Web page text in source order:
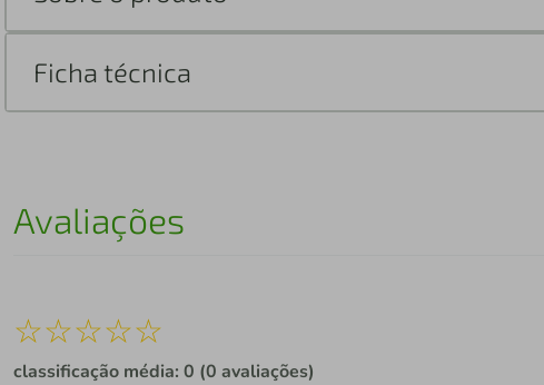
Ficha técnica
Avaliações
☆☆☆☆☆
classificação média: 0 (0 avaliações)